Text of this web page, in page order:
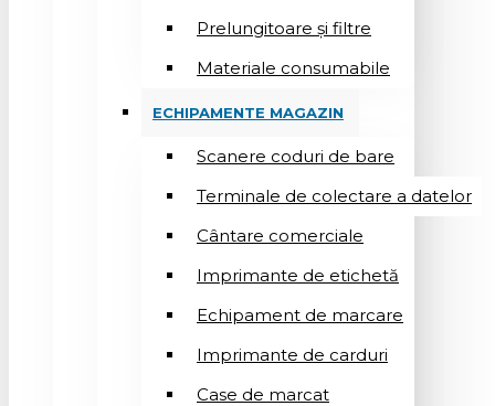
Prelungitoare și filtre
Materiale consumabile
ECHIPAMENTE MAGAZIN
Scanere coduri de bare
Terminale de colectare a datelor
Cântare comerciale
Imprimante de etichetă
Echipament de marcare
Imprimante de carduri
Case de marcat